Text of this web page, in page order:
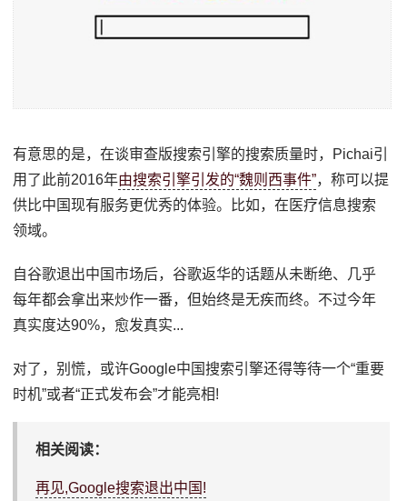
有意思的是，在谈审查版搜索引擎的搜索质量时，Pichai引
用了此前2016年由搜索引擎引发的“魏则西事件”，称可以提
供比中国现有服务更优秀的体验。比如，在医疗信息搜索
领域。
自谷歌退出中国市场后，谷歌返华的话题从未断绝、几乎
每年都会拿出来炒作一番，但始终是无疾而终。不过今年
真实度达90%，愈发真实...
对了，别慌，或许Google中国搜索引擎还得等待一个“重要
时机”或者“正式发布会”才能亮相!
相关阅读：
再见,Google搜索退出中国!